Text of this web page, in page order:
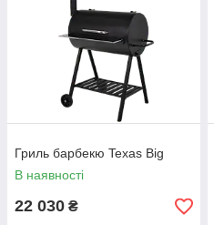
Гриль барбекю Texas Big
В наявності
22 030 ₴